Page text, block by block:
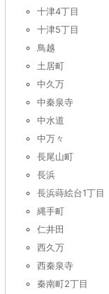
十津4丁目
十津5丁目
鳥越
土居町
中久万
中秦泉寺
中水道
中万々
長尾山町
長浜
長浜蒔絵台1丁目
縄手町
仁井田
西久万
西秦泉寺
秦南町2丁目